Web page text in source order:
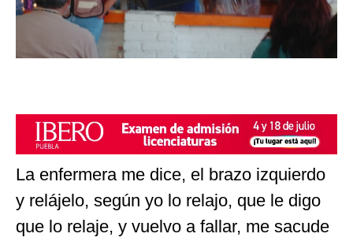
La enfermera me dice, el brazo izquierdo
y relájelo, según yo lo relajo, que le digo
que lo relaje, y vuelvo a fallar, me sacude